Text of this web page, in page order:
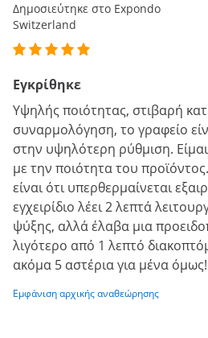
Δημοσιεύτηκε στο Expondo
Switzerland
Εγκρίθηκε
Υψηλής ποιότητας, στιβαρή
συναρμολόγηση, το γραφείο
στην υψηλότερη ρύθμιση.
με την ποιότητα του
είναι ότι υπερθερμαίνεται
εγχειρίδιο λέει 2 λεπτά
ψύξης, αλλά έλαβα μια
λιγότερο από 1 λεπτό
ακόμα 5 αστέρια για μένα όμως!
Εμφάνιση αρχικής αναθεώρησης